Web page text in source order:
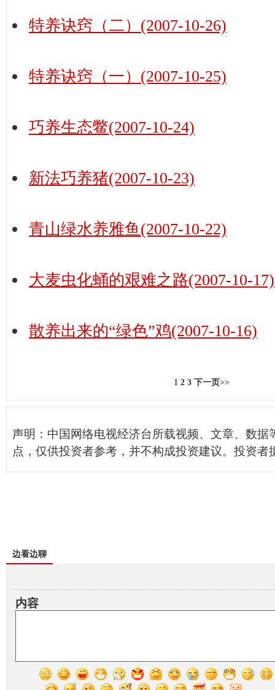
特养诀窍（二）(2007-10-26)
特养诀窍（一）(2007-10-25)
巧养生态鳖(2007-10-24)
新法巧养猪(2007-10-23)
青山绿水养雅鱼(2007-10-22)
大麦虫化蛹的艰难之路(2007-10-17)
散养出来的“绿色”鸡(2007-10-16)
1 2 3 下一页>>
声明：中国网络电视经济台所载视频、文章、数据
点，仅供投资者参考，并不构成投资建议。投资者
边看边聊
内容